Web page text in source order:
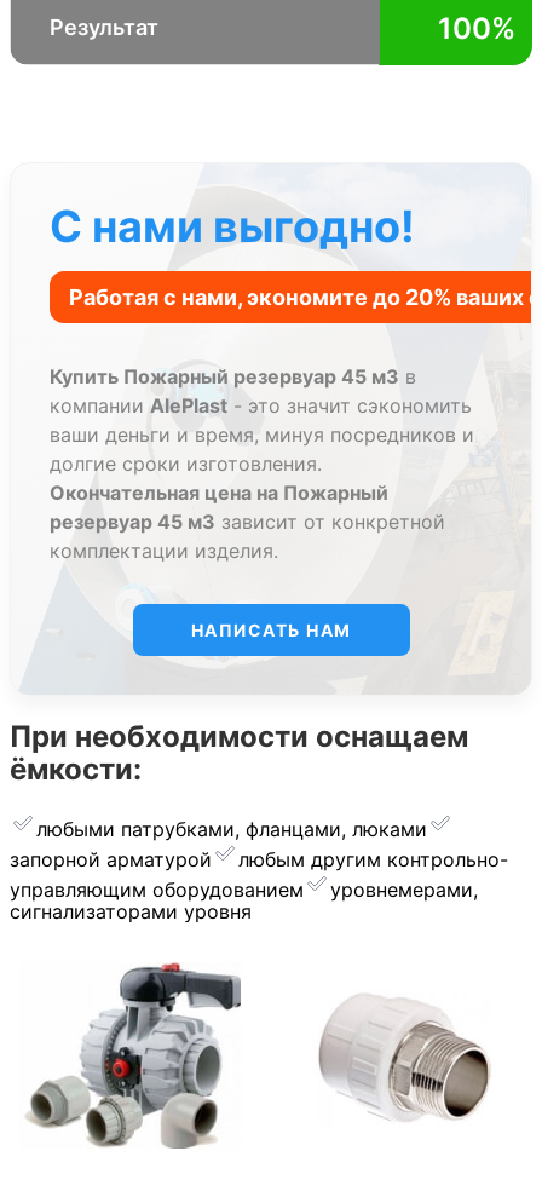
Результат 100%
С нами выгодно!
Купить Пожарный резервуар 45 м3 в
компании AlePlast - это значит сэкономить
ваши деньги и время, минуя посредников и
долгие сроки изготовления.
Окончательная цена на Пожарный
резервуар 45 м3 зависит от конкретной
комплектации изделия.
НАПИСАТЬ НАМ
При необходимости оснащаем
ёмкости:
любыми патрубками, фланцами, люками
запорной арматурой
︎любым другим контрольно-
управляющим оборудованием
уровнемерами,
сигнализаторами уровня